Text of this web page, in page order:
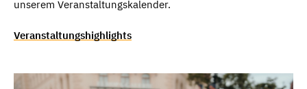
unserem Veranstaltungskalender.
Veranstaltungshighlights